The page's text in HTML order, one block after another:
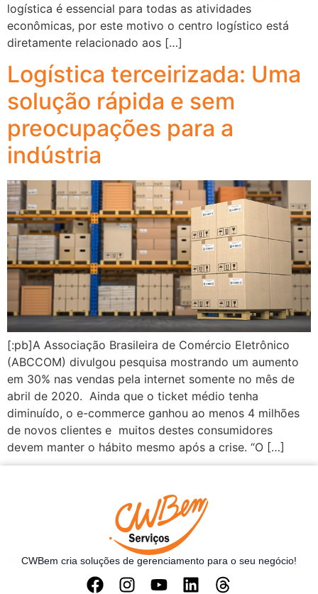
logística é essencial para todas as atividades
econômicas, por este motivo o centro logístico está
diretamente relacionado aos […]
Logística terceirizada: Uma
solução rápida e sem
preocupações para a
indústria
[:pb]A Associação Brasileira de Comércio Eletrônico
(ABCCOM) divulgou pesquisa mostrando um aumento
em 30% nas vendas pela internet somente no mês de
abril de 2020. Ainda que o ticket médio tenha
diminuído, o e-commerce ganhou ao menos 4 milhões
de novos clientes e muitos destes consumidores
devem manter o hábito mesmo após a crise. “O […]
CWBem cria soluções de gerenciamento para o seu negócio!